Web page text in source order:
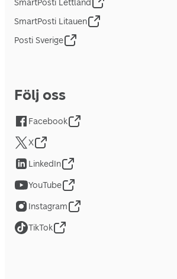
SmartPosti Lettland
SmartPosti Litauen
Posti Sverige
Följ oss
Facebook
X
LinkedIn
YouTube
Instagram
TikTok